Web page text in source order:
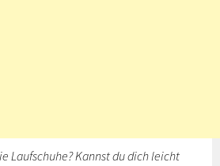
Laufschuhe? Kannst du dich leicht